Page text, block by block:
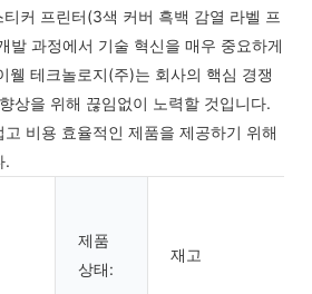
커 프린터(3색 커버 흑백 감열 라벨 프
발 과정에서 기술 혁신을 매우 중요하게
웰 테크놀로지(주)는 회사의 핵심 경쟁
상을 위해 끊임없이 노력할 것입니다.
비용 효율적인 제품을 제공하기 위해
.
제품
상태:
재고